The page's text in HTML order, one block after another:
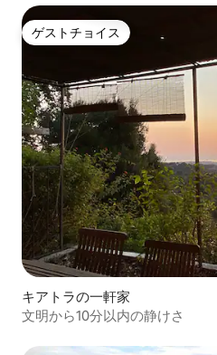
ゲストチョイス
ゲストチョイス
キアトラの一軒家
文明から10分以内の静けさ